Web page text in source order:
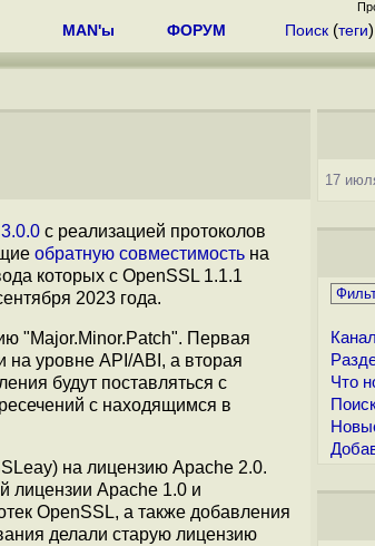
MAN'ы ФОРУМ Поиск (теги)
с реализацией протоколов
обратную совместимость на
которых с OpenSSL 1.1.1
2023 года.
"Major.Minor.Patch". Первая
на уровне API/ABI, а вторая
будут поставляться с
с находящимся в
на лицензию Apache 2.0.
лицензии Apache 1.0 и
OpenSSL, а также добавления
делали старую лицензию
17
Что